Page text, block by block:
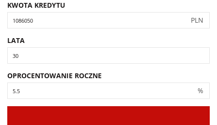
KWOTA KREDYTU
PLN
LATA
OPROCENTOWANIE ROCZNE
%